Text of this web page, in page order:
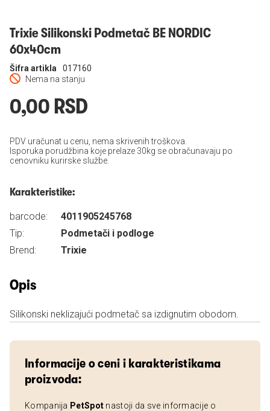
Trixie Silikonski Podmetač BE NORDIC
60x40cm
Nema na stanju
Šifra artikla 017160
0,00 RSD
PDV uračunat u cenu, nema skrivenih troškova.
Isporuka porudžbina koje prelaze 30kg se obračunavaju po
cenovniku kurirske službe.
Karakteristike:
barcode:
4011905245768
Tip:
Podmetači i podloge
Brend:
Trixie
Opis
Silikonski neklizajući podmetač sa izdignutim obodom.
Informacije o ceni i karakteristikama
proizvoda:
Kompanija PetSpot nastoji da sve informacije o